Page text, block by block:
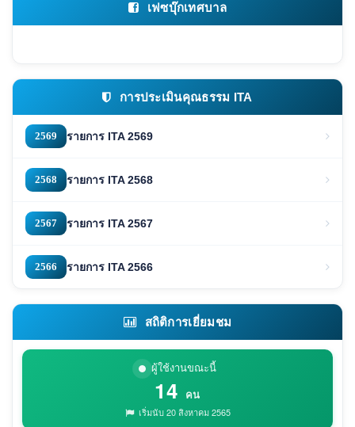
เฟซบุ๊กเทศบาล
การประเมินคุณธรรม ITA
2569 รายการ ITA 2569
2568 รายการ ITA 2568
2567 รายการ ITA 2567
2566 รายการ ITA 2566
สถิติการเยี่ยมชม
ผู้ใช้งานขณะนี้
14 คน
เริ่มนับ 20 สิงหาคม 2565